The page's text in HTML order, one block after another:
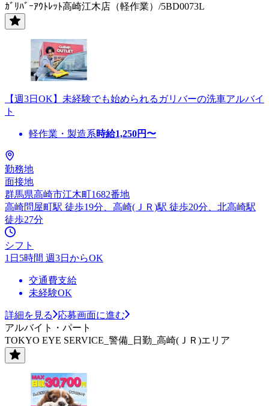
ｶﾞﾘﾊﾞｰｱｳﾄﾚｯﾄ高崎江木店（軽作業）/5BD0073L
【週3日OK】未経験でも始められるガリバーの洗車アルバイ
ト
軽作業・製造系時給1,250円〜
勤務地
面接地
群馬県高崎市江木町1682番地
高崎問屋町駅 徒歩19分、高崎(ＪＲ)駅 徒歩20分、北高崎駅
徒歩27分
シフト
1日5時間 週3日からOK
交通費支給
未経験OK
詳細を見る
応募画面に進む
アルバイト・パート
TOKYO EYE SERVICE_警備_日勤_高崎(ＪＲ)エリア